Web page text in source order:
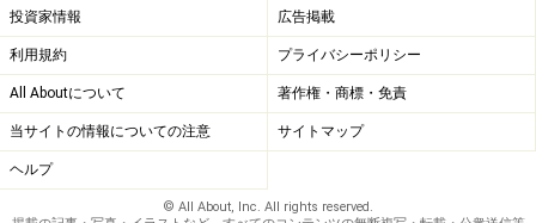
私のこと、どう思っているんだろう……？
他の女性とあなたに対する態度が同じ場合、残念ながら
彼はあなたに友達以上の好意は抱いていないかもしれま
せん。必死でアプローチしても流されてしまうならば、
彼はあなたの気持ちに気づいていながら応えられない
（恋愛の「好き」ではない）のでしょう。
投資家情報 広告掲載
利用規約 プライバシーポリシー
All Aboutについて 著作権・商標・免責
当サイトの情報についての注意 サイトマップ
ヘルプ
© All About, Inc. All rights reserved.